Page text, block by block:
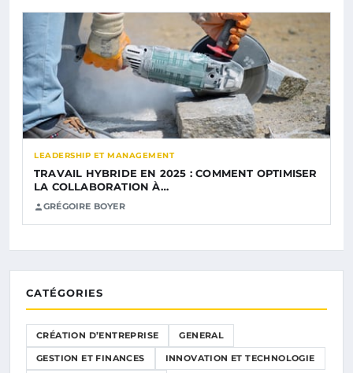
LEADERSHIP ET MANAGEMENT
TRAVAIL HYBRIDE EN 2025 : COMMENT OPTIMISER
LA COLLABORATION À…
GRÉGOIRE BOYER
CATÉGORIES
CRÉATION D’ENTREPRISE GENERAL
GESTION ET FINANCES INNOVATION ET TECHNOLOGIE